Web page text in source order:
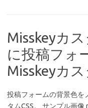
Misskeyカ
に投稿フォ
Misskeyカス
投稿フォームの背景色を
タムCSS。 サンプル画像